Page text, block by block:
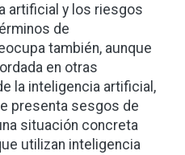
artificial y los riesgos
de
también, aunque
en otras
la inteligencia artificial,
presenta sesgos de
situación concreta
utilizan inteligencia